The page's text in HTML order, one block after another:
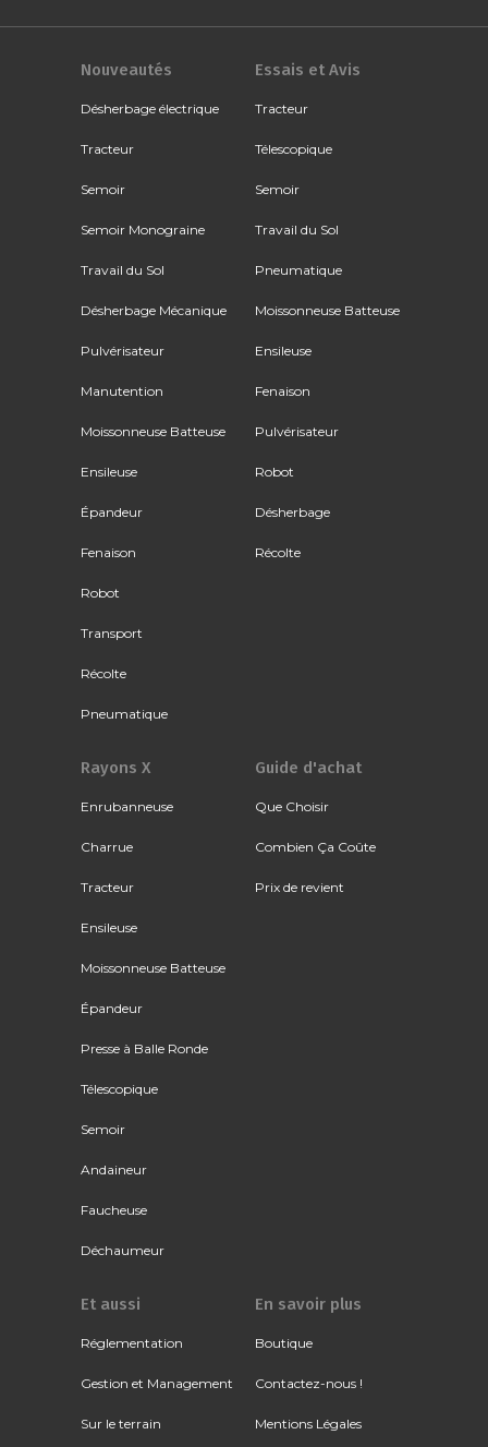
Nouveautés
Désherbage électrique
Tracteur
Semoir
Semoir Monograine
Travail du Sol
Désherbage Mécanique
Pulvérisateur
Manutention
Moissonneuse Batteuse
Ensileuse
Épandeur
Fenaison
Robot
Transport
Récolte
Pneumatique
Essais et Avis
Tracteur
Télescopique
Semoir
Travail du Sol
Pneumatique
Moissonneuse Batteuse
Ensileuse
Fenaison
Pulvérisateur
Robot
Désherbage
Récolte
Rayons X
Enrubanneuse
Charrue
Tracteur
Ensileuse
Moissonneuse Batteuse
Épandeur
Presse à Balle Ronde
Télescopique
Semoir
Andaineur
Faucheuse
Déchaumeur
Guide d'achat
Que Choisir
Combien Ça Coûte
Prix de revient
Et aussi
Réglementation
Gestion et Management
Sur le terrain
En savoir plus
Boutique
Contactez-nous !
Mentions Légales